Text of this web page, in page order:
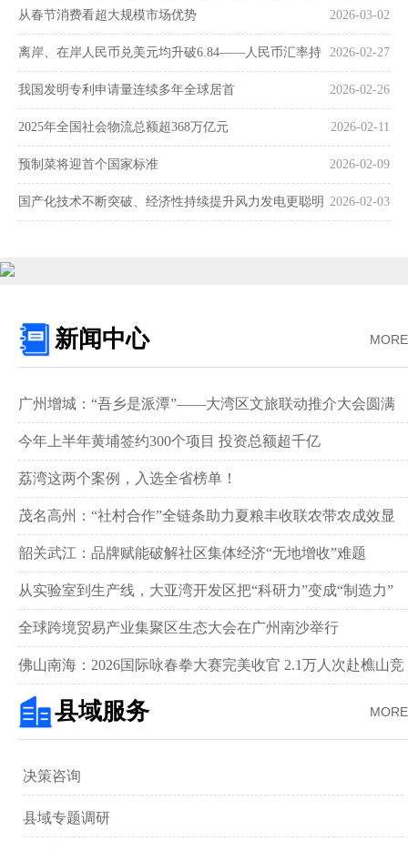
2026-03-02
从春节消费看超大规模市场优势
2026-02-27
离岸、在岸人民币兑美元均升破6.84——人民币汇率持
续走强 2026-02-26
我国发明专利申请量连续多年全球居首
2026-02-11
2025年全国社会物流总额超368万亿元
2026-02-09
预制菜将迎首个国家标准
2026-02-03
国产化技术不断突破、经济性持续提升风力发电更聪明
MORE
新闻中心
广州增城：“吾乡是派潭”——大湾区文旅联动推介大会圆满
举行
今年上半年黄埔签约300个项目 投资总额超千亿
荔湾这两个案例，入选全省榜单！
茂名高州：“社村合作”全链条助力夏粮丰收联农带农成效显
著‌
韶关武江：品牌赋能破解社区集体经济“无地增收”难题‌
从实验室到生产线，大亚湾开发区把“科研力”变成“制造力”
全球跨境贸易产业集聚区生态大会在广州南沙举行
佛山南海：2026国际咏春拳大赛完美收官 2.1万人次赴樵山竞
武
MORE
县域服务
决策咨询
县域专题调研